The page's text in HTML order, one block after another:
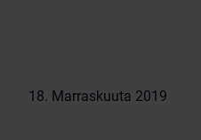
18. Marraskuuta 2019